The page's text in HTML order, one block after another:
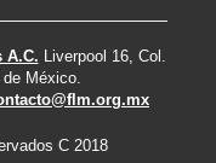
A.C. Liverpool 16, Col.
México.
C 2018